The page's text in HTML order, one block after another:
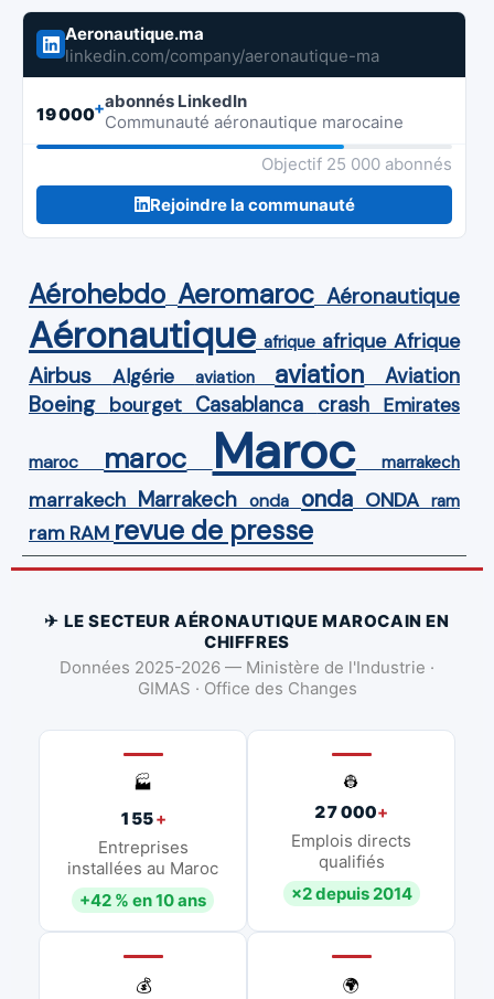
Aeronautique.ma
linkedin.com/company/aeronautique-ma
19 000+abonnés LinkedIn
Communauté aéronautique marocaine
Objectif 25 000 abonnés
Rejoindre la communauté
Aérohebdo Aeromaroc Aéronautique
Aéronautique afrique afrique Afrique
Airbus Algérie aviation aviation Aviation
Boeing bourget Casablanca crash Emirates
maroc maroc Maroc marrakech
marrakech Marrakech onda onda ONDA ram
ram RAM revue de presse
✈ LE SECTEUR AÉRONAUTIQUE MAROCAIN EN
CHIFFRES
Données 2025-2026 — Ministère de l'Industrie ·
GIMAS · Office des Changes
🏭
155+
Entreprises
installées au Maroc
+42 % en 10 ans
👷
27 000+
Emplois directs
qualifiés
×2 depuis 2014
💰
🌍